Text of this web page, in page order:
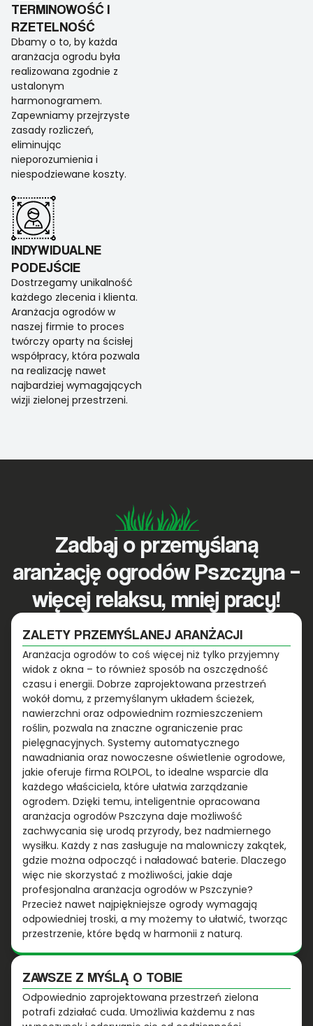
TERMINOWOŚĆ I
RZETELNOŚĆ
Dbamy o to, by każda
aranżacja ogrodu była
realizowana zgodnie z
ustalonym
harmonogramem.
Zapewniamy przejrzyste
zasady rozliczeń,
eliminując
nieporozumienia i
niespodziewane koszty.
INDYWIDUALNE
PODEJŚCIE
Dostrzegamy unikalność
każdego zlecenia i klienta.
Aranżacja ogrodów w
naszej firmie to proces
twórczy oparty na ścisłej
współpracy, która pozwala
na realizację nawet
najbardziej wymagających
wizji zielonej przestrzeni.
Zadbaj o przemyślaną
aranżację ogrodów Pszczyna –
więcej relaksu, mniej pracy!
ZALETY PRZEMYŚLANEJ ARANŻACJI
Aranżacja ogrodów to coś więcej niż tylko przyjemny
widok z okna – to również sposób na oszczędność
czasu i energii. Dobrze zaprojektowana przestrzeń
wokół domu, z przemyślanym układem ścieżek,
nawierzchni oraz odpowiednim rozmieszczeniem
roślin, pozwala na znaczne ograniczenie prac
pielęgnacyjnych. Systemy automatycznego
nawadniania oraz nowoczesne oświetlenie ogrodowe,
jakie oferuje firma ROLPOL, to idealne wsparcie dla
każdego właściciela, które ułatwia zarządzanie
ogrodem. Dzięki temu, inteligentnie opracowana
aranżacja ogrodów Pszczyna daje możliwość
zachwycania się urodą przyrody, bez nadmiernego
wysiłku. Każdy z nas zasługuje na malowniczy zakątek,
gdzie można odpocząć i naładować baterie. Dlaczego
więc nie skorzystać z możliwości, jakie daje
profesjonalna aranżacja ogrodów w Pszczynie?
Przecież nawet najpiękniejsze ogrody wymagają
odpowiedniej troski, a my możemy to ułatwić, tworząc
przestrzenie, które będą w harmonii z naturą.
ZAWSZE Z MYŚLĄ O TOBIE
Odpowiednio zaprojektowana przestrzeń zielona
potrafi zdziałać cuda. Umożliwia każdemu z nas